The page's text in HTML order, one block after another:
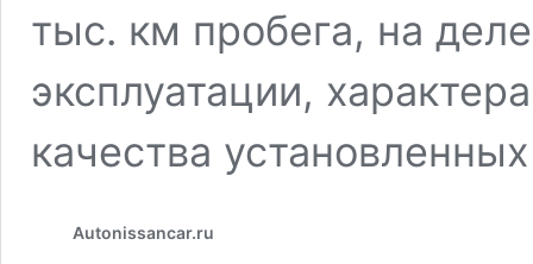
тыс. км пробега, на
эксплуатации,
качества
Autonissancar.ru